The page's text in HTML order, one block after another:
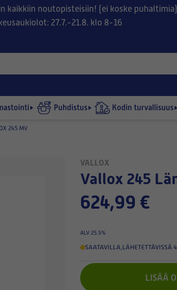
kaikkiin noutopisteisiin! (ei koske puhaltimia)
27.7.-21.8. klo 8-16
Puhdistus Kodin turvallisuus
245 MV
VALLOX
Vallox 245
624,99 €
ALV 25.5%
SAATAVILLA,LÄHETETTÄVISSÄ
LISÄÄ